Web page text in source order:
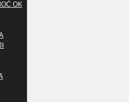
OKO